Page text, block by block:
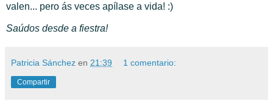
valen... pero ás veces apílase a vida! :)
Saúdos desde a fiestra!
Patricia Sánchez en 21:39 1 comentario:
Compartir